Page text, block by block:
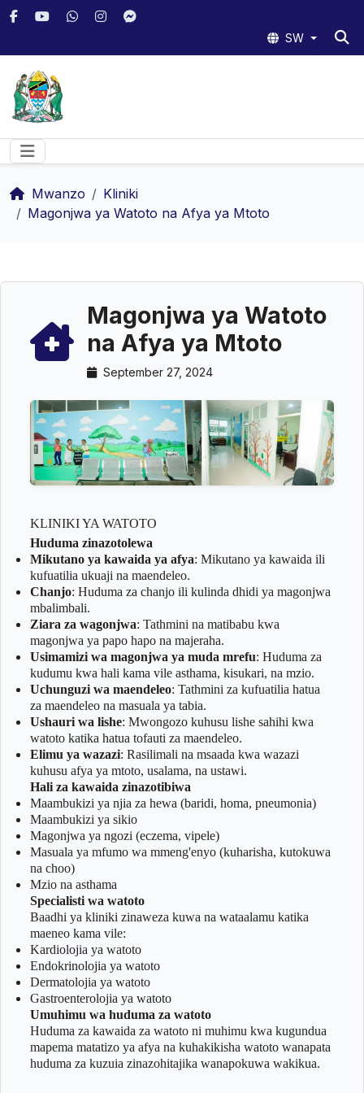
SW
Mwanzo
Kliniki
Magonjwa ya Watoto na Afya ya Mtoto
Magonjwa ya Watoto
na Afya ya Mtoto
September 27, 2024
KLINIKI YA WATOTO
Huduma zinazotolewa
Mikutano ya kawaida ya afya: Mikutano ya kawaida ili
kufuatilia ukuaji na maendeleo.
Chanjo: Huduma za chanjo ili kulinda dhidi ya magonjwa
mbalimbali.
Ziara za wagonjwa: Tathmini na matibabu kwa
magonjwa ya papo hapo na majeraha.
Usimamizi wa magonjwa ya muda mrefu: Huduma za
kudumu kwa hali kama vile asthama, kisukari, na mzio.
Uchunguzi wa maendeleo: Tathmini za kufuatilia hatua
za maendeleo na masuala ya tabia.
Ushauri wa lishe: Mwongozo kuhusu lishe sahihi kwa
watoto katika hatua tofauti za maendeleo.
Elimu ya wazazi: Rasilimali na msaada kwa wazazi
kuhusu afya ya mtoto, usalama, na ustawi.
Hali za kawaida zinazotibiwa
Maambukizi ya njia za hewa (baridi, homa, pneumonia)
Maambukizi ya sikio
Magonjwa ya ngozi (eczema, vipele)
Masuala ya mfumo wa mmeng'enyo (kuharisha, kutokuwa
na choo)
Mzio na asthama
Specialisti wa watoto
Baadhi ya kliniki zinaweza kuwa na wataalamu katika
maeneo kama vile:
Kardiolojia ya watoto
Endokrinolojia ya watoto
Dermatolojia ya watoto
Gastroenterolojia ya watoto
Umuhimu wa huduma za watoto
Huduma za kawaida za watoto ni muhimu kwa kugundua
mapema matatizo ya afya na kuhakikisha watoto wanapata
huduma za kuzuia zinazohitajika wanapokuwa wakikua.